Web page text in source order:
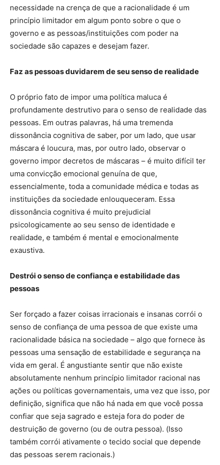
necessidade na crença de que a racionalidade é um
princípio limitador em algum ponto sobre o que o
governo e as pessoas/instituições com poder na
sociedade são capazes e desejam fazer.
Faz as pessoas duvidarem de seu senso de realidade
O próprio fato de impor uma política maluca é
profundamente destrutivo para o senso de realidade das
pessoas. Em outras palavras, há uma tremenda
dissonância cognitiva de saber, por um lado, que usar
máscara é loucura, mas, por outro lado, observar o
governo impor decretos de máscaras – é muito difícil ter
uma convicção emocional genuína de que,
essencialmente, toda a comunidade médica e todas as
instituições da sociedade enlouqueceram. Essa
dissonância cognitiva é muito prejudicial
psicologicamente ao seu senso de identidade e
realidade, e também é mental e emocionalmente
exaustiva.
Destrói o senso de confiança e estabilidade das
pessoas
Ser forçado a fazer coisas irracionais e insanas corrói o
senso de confiança de uma pessoa de que existe uma
racionalidade básica na sociedade – algo que fornece às
pessoas uma sensação de estabilidade e segurança na
vida em geral. É angustiante sentir que não existe
absolutamente nenhum princípio limitador racional nas
ações ou políticas governamentais, uma vez que isso, por
definição, significa que não há nada em que você possa
confiar que seja sagrado e esteja fora do poder de
destruição de governo (ou de outra pessoa). (Isso
também corrói ativamente o tecido social que depende
das pessoas serem racionais.)